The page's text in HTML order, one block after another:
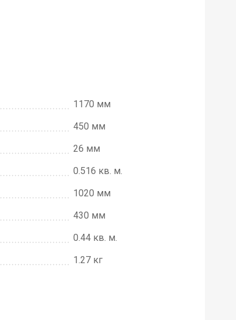
1170 мм
450 мм
26 мм
0.516 кв. м.
1020 мм
430 мм
0.44 кв. м.
1.27 кг